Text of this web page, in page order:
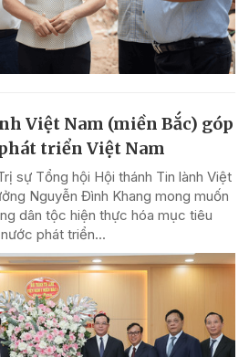
Việt Nam (miền Bắc) góp
triển Việt Nam
sự Tổng hội Hội thánh Tin lành Việt
Nguyễn Đình Khang mong muốn
dân tộc hiện thực hóa mục tiêu
phát triển...